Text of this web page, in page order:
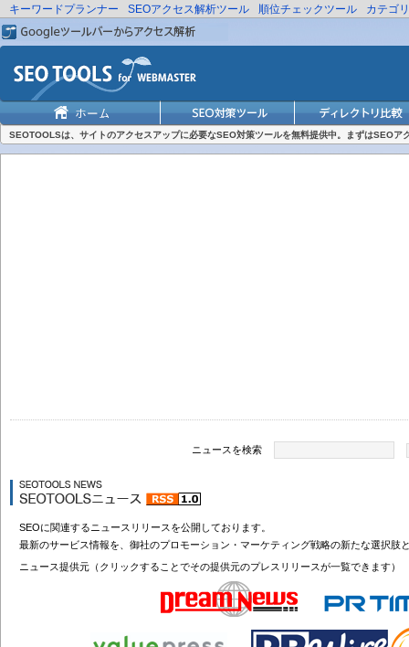
キーワードプランナー SEOアクセス解析ツール 順位チェックツール カテゴ
SEOTOOLSは、サイトのアクセスアップに必要なSEO対策ツールを無料提供中。まずはSEOア
ニュースを検索
SEOに関連するニュースリリースを公開しております。
最新のサービス情報を、御社のプロモーション・マーケティング戦略の新たな選択肢
ニュース提供元（クリックすることでその提供元のプレスリリースが一覧できます）